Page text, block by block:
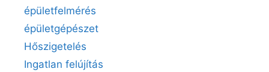
épületfelmérés
épületgépészet
Hőszigetelés
Ingatlan felújítás